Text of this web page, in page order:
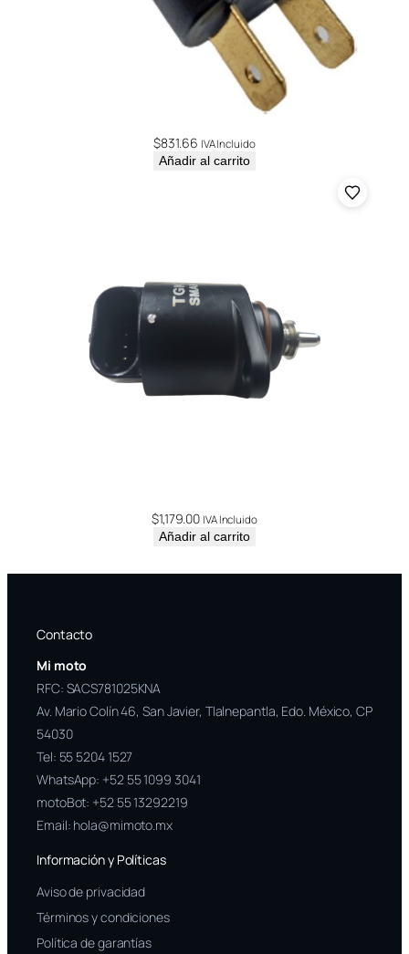
$831.66 IVA Incluido
Añadir al carrito
$1,179.00 IVA Incluido
Añadir al carrito
Contacto
Mi moto
RFC: SACS781025KNA
Av. Mario Colín 46, San Javier, Tlalnepantla, Edo. México, CP
54030
Tel: 55 5204 1527
WhatsApp: +52 55 1099 3041
motoBot: +52 55 13292219
Email: hola@mimoto.mx
Información y Políticas
Aviso de privacidad
Términos y condiciones
Política de garantías